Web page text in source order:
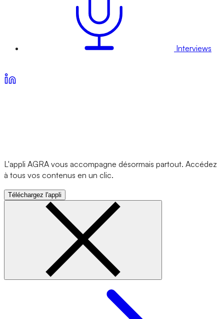
Interviews
L'appli AGRA vous accompagne désormais partout. Accédez
à tous vos contenus en un clic.
Téléchargez l'appli